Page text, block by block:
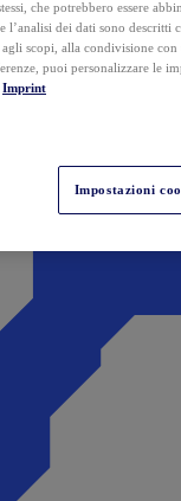
che potrebbero essere
l’analisi dei dati sono descritti
scopi, alla condivisione
puoi personalizzare le
Imprint
Impostazioni